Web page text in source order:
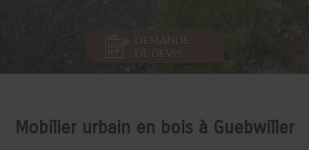
DEMANDE
DE DEVIS
Mobilier urbain en bois à Guebwiller